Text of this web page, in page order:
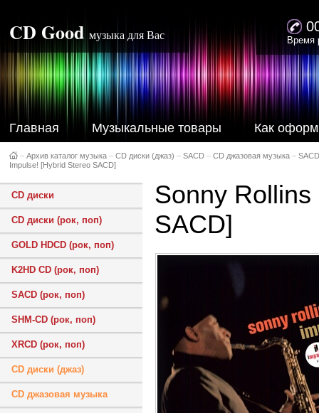
CD Good музыка для Вас Время
Главная Музыкальные товары Как
– Архив каталог музыка – CD диски (джаз) – SACD – CD джазовая музыка –
Impulse! [Hybrid Stereo SACD]
CD диски
CD диски (рок, поп)
GOLD HDCD (рок, поп)
K2HD CD (рок, поп)
SACD (рок, поп)
SHM-CD (рок, поп)
XRCD (рок, поп)
CD диски (джаз)
CD джазовая музыка
Sonny
SACD]